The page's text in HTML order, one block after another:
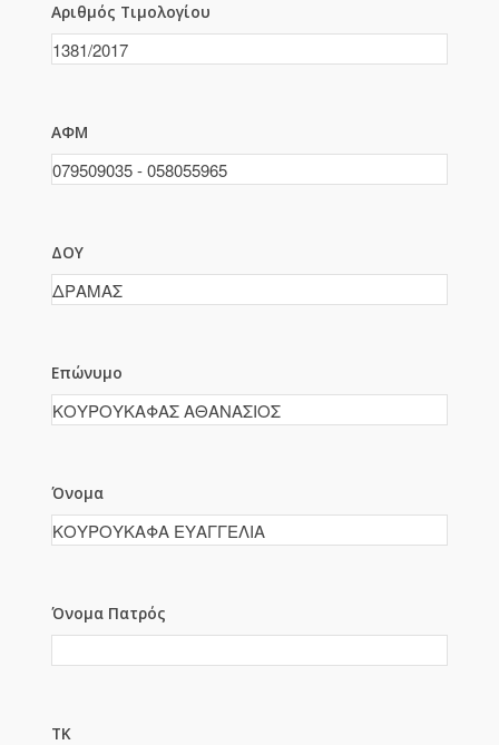
Αριθμός Τιμολογίου
ΑΦΜ
ΔΟΥ
Επώνυμο
Όνομα
Όνομα Πατρός
ΤΚ